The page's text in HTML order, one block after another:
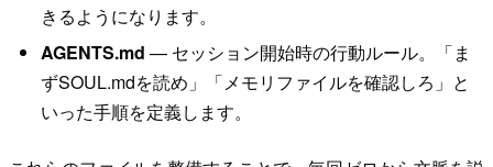
きるようになります。
AGENTS.md — セッション開始時の行動ルール。「ま
ずSOUL.mdを読め」「メモリファイルを確認しろ」と
いった手順を定義します。